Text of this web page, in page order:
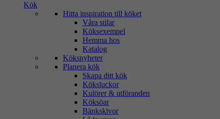
Kök
Hitta inspiration till köket
Våra stilar
Köksexempel
Hemma hos
Katalog
Köksnyheter
Planera kök
Skapa ditt kök
Köksluckor
Kulörer & utföranden
Köksöar
Bänkskivor